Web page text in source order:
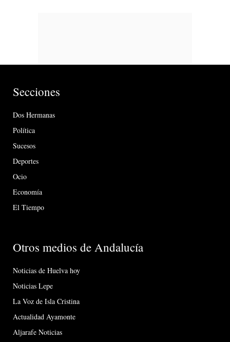
Secciones
Dos Hermanas
Política
Sucesos
Deportes
Ocio
Economía
El Tiempo
Otros medios de Andalucía
Noticias de Huelva hoy
Noticias Lepe
La Voz de Isla Cristina
Actualidad Ayamonte
Aljarafe Noticias